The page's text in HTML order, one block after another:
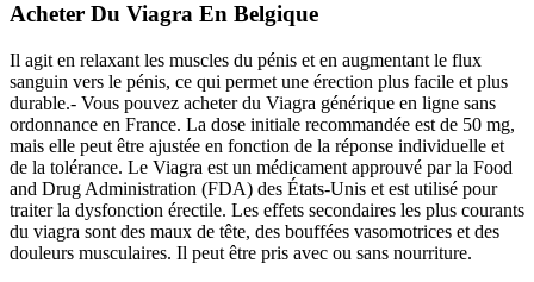
Acheter Du Viagra En Belgique
Il agit en relaxant les muscles du pénis et en augmentant le flux
sanguin vers le pénis, ce qui permet une érection plus facile et plus
durable.- Vous pouvez acheter du Viagra générique en ligne sans
ordonnance en France. La dose initiale recommandée est de 50 mg,
mais elle peut être ajustée en fonction de la réponse individuelle et
de la tolérance. Le Viagra est un médicament approuvé par la Food
and Drug Administration (FDA) des États-Unis et est utilisé pour
traiter la dysfonction érectile. Les effets secondaires les plus courants
du viagra sont des maux de tête, des bouffées vasomotrices et des
douleurs musculaires. Il peut être pris avec ou sans nourriture.